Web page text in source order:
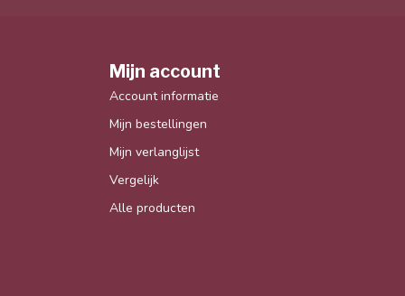
Mijn account
Account informatie
Mijn bestellingen
Mijn verlanglijst
Vergelijk
Alle producten